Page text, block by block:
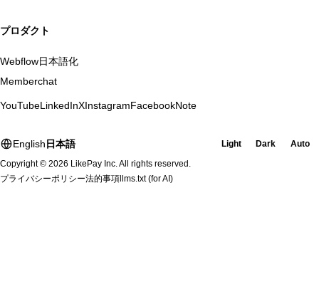
プロダクト
Webflow日本語化
Memberchat
YouTubeLinkedInXInstagramFacebookNote
English 日本語 Light Dark
Auto
Copyright © 2026 LikePay Inc. All rights reserved.
プライバシーポリシー法的事項llms.txt(for AI)